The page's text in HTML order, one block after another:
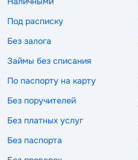
Под расписку
Без залога
Займы без списания
По паспорту на карту
Без поручителей
Без платных услуг
Без паспорта